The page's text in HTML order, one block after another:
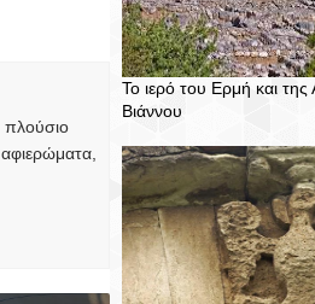
T
πλούσιο
Το ιερό του Ερμή και
Βιάννου